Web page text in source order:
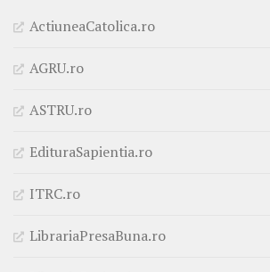
ActiuneaCatolica.ro
AGRU.ro
ASTRU.ro
EdituraSapientia.ro
ITRC.ro
LibrariaPresaBuna.ro